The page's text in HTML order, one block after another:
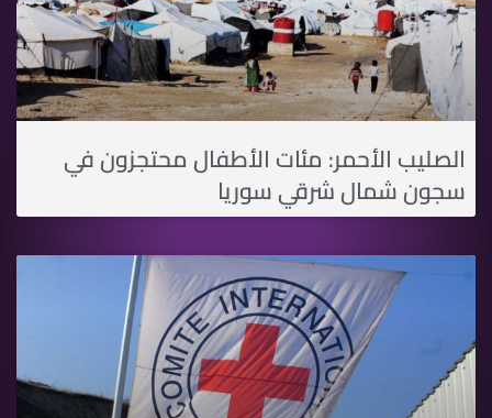
الصليب الأحمر: مئات الأطفال محتجزون في
سجون شمال شرقي سوريا